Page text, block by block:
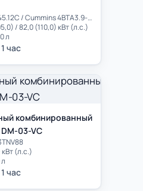
Модель: ММЗ Д-245.12C / Cummins 4BTA3.9-C110
/ 82,0 (110,0) кВт (л.с.)
л
час
комбинированный
03-VC
(л.с.)
час